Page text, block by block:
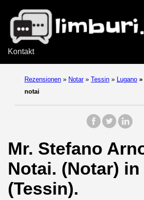
Kontakt
Rezensionen » Notar » Tessin » Lugano »
notai
Mr. Stefano
Notai. (Notar)
(Tessin).